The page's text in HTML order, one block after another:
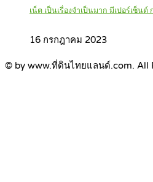
เน็ต เป็นเรื่องจำเป็นมาก มีเปอร์เซ็นต์
16 กรกฎาคม 2023
© by www.ที่ดินไทยแลนด์.com. All